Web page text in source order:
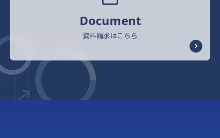
Document
資料請求はこちら